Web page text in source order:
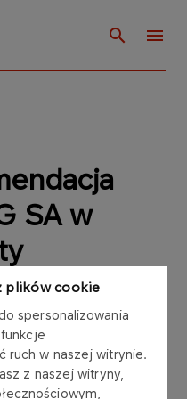
plików cookie
spersonalizowania
ruch w naszej witrynie.
z naszej witryny,
SA w
za